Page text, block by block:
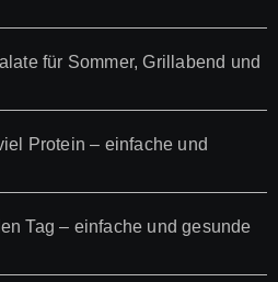
für Sommer, Grillabend und
Protein – einfache und
Tag – einfache und gesunde